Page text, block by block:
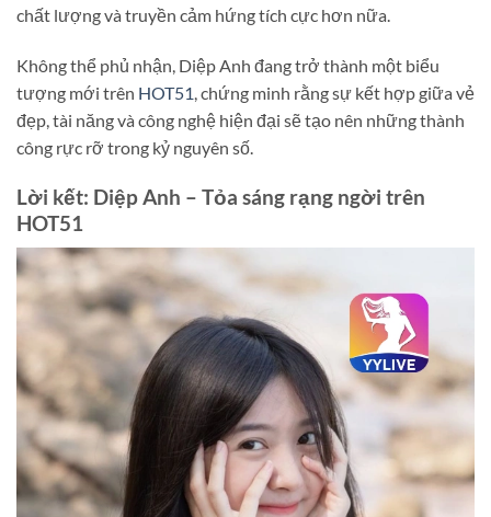
chất lượng và truyền cảm hứng tích cực hơn nữa.
Không thể phủ nhận, Diệp Anh đang trở thành một biểu
tượng mới trên HOT51, chứng minh rằng sự kết hợp giữa vẻ
đẹp, tài năng và công nghệ hiện đại sẽ tạo nên những thành
công rực rỡ trong kỷ nguyên số.
Lời kết: Diệp Anh – Tỏa sáng rạng ngời trên
HOT51